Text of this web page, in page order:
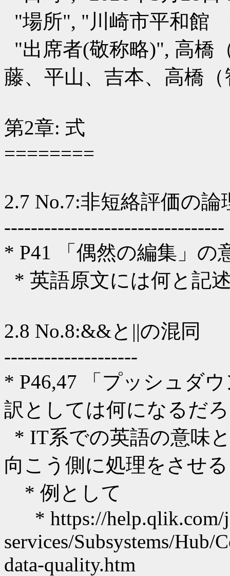
"場所", "川崎市平和館
"出席者(敬称略)", 高橋
藤、平山、吉本、高橋
第2章: 式
========
2.7 No.7:非短絡評価の
---------------------------------
* P41 「偶然の編集」の
* 英語原文には何と記
2.8 No.8:&&と||の混同
--------------------
* P46,47 「プッシュダ
訳としては何になるだ
* IT系での英語の意味
向こう側に処理をさせ
* 例として
* https://help.qlik.com/
services/Subsystems/Hub/
data-quality.htm